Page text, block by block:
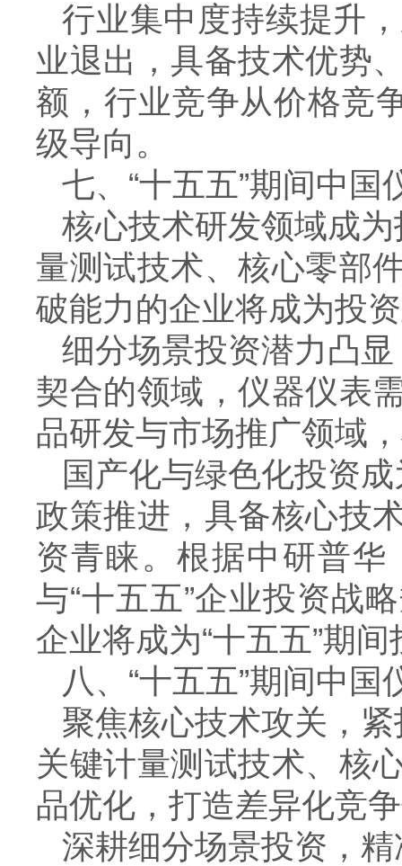
行业集中度持续提升
业退出，具备技术优势
额，行业竞争从价格竞
级导向。
七、“十五五”期间中
核心技术研发领域成
量测试技术、核心零部
破能力的企业将成为投
细分场景投资潜力凸
契合的领域，仪器仪表
品研发与市场推广领域
国产化与绿色化投资
政策推进，具备核心技
资青睐。根据中研普华
与“十五五”企业投资战
企业将成为“十五五”期
八、“十五五”期间中
聚焦核心技术攻关，
关键计量测试技术、核
品优化，打造差异化竞
深耕细分场景投资，